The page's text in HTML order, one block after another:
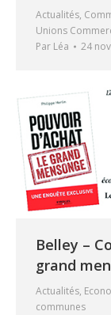
Actualités,
Unions
Par Léa 24
Belley –
grand
Actualités,
communes